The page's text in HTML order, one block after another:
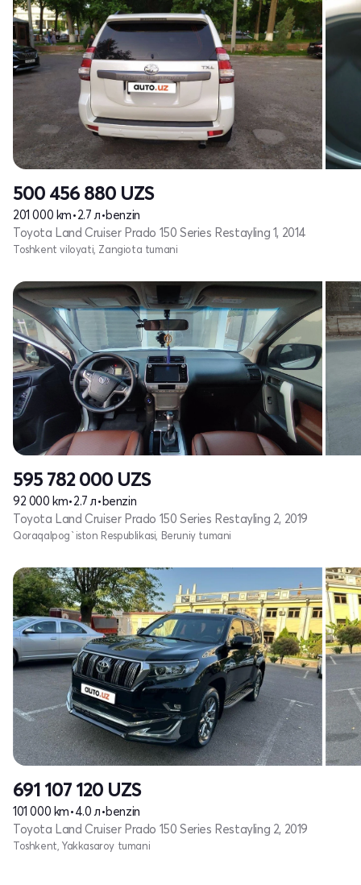
500 456 880 UZS
201 000 km•2.7 л•benzin
Toyota Land Cruiser Prado 150 Series Restayling 1, 2014
Toshkent viloyati, Zangiota tumani
595 782 000 UZS
92 000 km•2.7 л• benzin
Toyota Land Cruiser Prado 150 Series Restayling 2, 2019
Qoraqalpog`iston Respublikasi, Beruniy tumani
691 107 120 UZS
101 000 km•4.0 л•benzin
Toyota Land Cruiser Prado 150 Series Restayling 2, 2019
Toshkent, Yakkasaroy tumani